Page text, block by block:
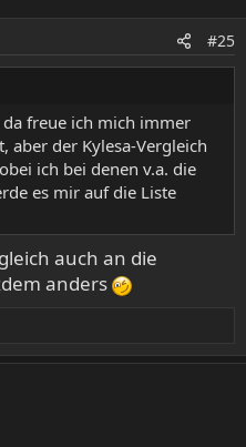
#25
freue ich mich immer
aber der Kylesa-Vergleich
ich bei denen v.a. die
es mir auf die Liste
auch an die
anders